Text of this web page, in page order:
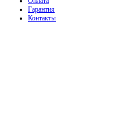
Гарантия
Контакты